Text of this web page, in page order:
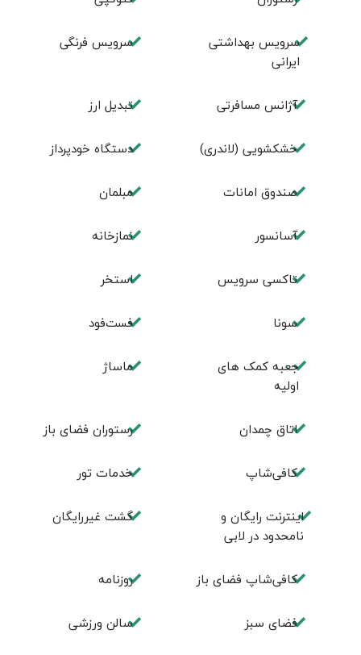
سرویس بهداشتی
ایرانی
سرویس فرنگی
آژانس مسافرتی تبديل ارز
خشکشویی (لاندری) دستگاه خودپرداز
صندوق امانات مبلمان
آسانسور نمازخانه
تاکسی سرویس استخر
سونا فست‌فود
جعبه کمک های
اولیه
ماساژ
اتاق چمدان رستوران فضای باز
کافی‌شاپ خدمات تور
اینترنت رایگان و
نامحدود در لابی
گشت غیررایگان
کافی‌شاپ فضای باز روزنامه
فضای سبز سالن ورزشی